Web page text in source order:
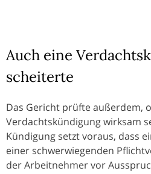
Auch eine
scheiterte
Das Gericht prüfte außerdem,
Verdachtskündigung wirksam
Kündigung setzt voraus, dass
einer schwerwiegenden
der Arbeitnehmer vor